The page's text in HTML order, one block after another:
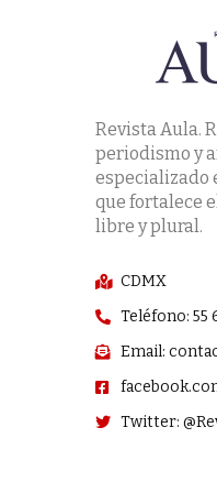
Revista Aula.
periodismo y
especializado
que fortalece
libre y plural.
CDMX
Teléfono: 55
Email:
Twitter: